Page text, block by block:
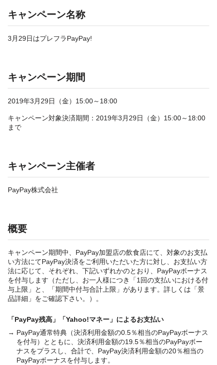
キャンペーン名称
3月29日はプレフラPayPay!
キャンペーン期間
2019年3月29日（金）15:00～18:00
キャンペーン対象決済期間：2019年3月29日（金）15:00～18:00
まで
キャンペーン主催者
PayPay株式会社
概要
キャンペーン期間中、PayPay加盟店の飲食店にて、対象のお支払
い方法にてPayPay決済をご利用いただいた方に対し、お支払い方
法に応じて、それぞれ、下記いずれかのとおり、PayPayボーナス
を付与します（ただし、お一人様につき「1回の支払いにおける付
与上限」と、「期間中付与合計上限」があります。詳しくは「景
品詳細」をご確認下さい。）。
「PayPay残高」「Yahoo!マネー」によるお支払い
→ PayPay通常特典（決済利用金額の0.5％相当のPayPayボーナス
を付与）とともに、決済利用金額の19.5％相当のPayPayボー
ナスをプラスし、合計で、PayPay決済利用金額の20％相当の
PayPayボーナスを付与します。